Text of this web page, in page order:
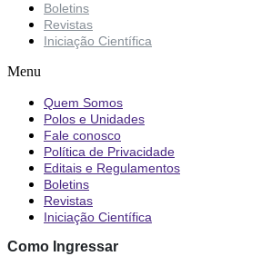
Boletins
Revistas
Iniciação Científica
Menu
Quem Somos
Polos e Unidades
Fale conosco
Política de Privacidade
Editais e Regulamentos
Boletins
Revistas
Iniciação Científica
Como Ingressar